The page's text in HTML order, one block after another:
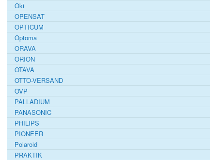
Oki
OPENSAT
OPTICUM
Optoma
ORAVA
ORION
OTAVA
OTTO-VERSAND
OVP
PALLADIUM
PANASONIC
PHILIPS
PIONEER
Polaroid
PRAKTIK